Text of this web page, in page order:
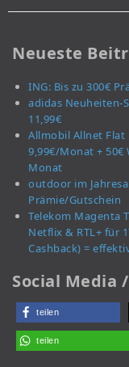
Neueste
ING: Bis zu 300€
adidas Neuheiten-
11,99€
Allmobil Allnet Flat
9,99€/Monat + 50€
Monat
outdoor im
Prämie/Gutschein
Telekom Magenta
Netflix & RTL+ für
Cashback) =
Social Media
teilen
teilen